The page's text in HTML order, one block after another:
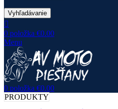
Vyhľadávanie
0 položka €0.00
Menu
0 položka €0.00
PRODUKTY